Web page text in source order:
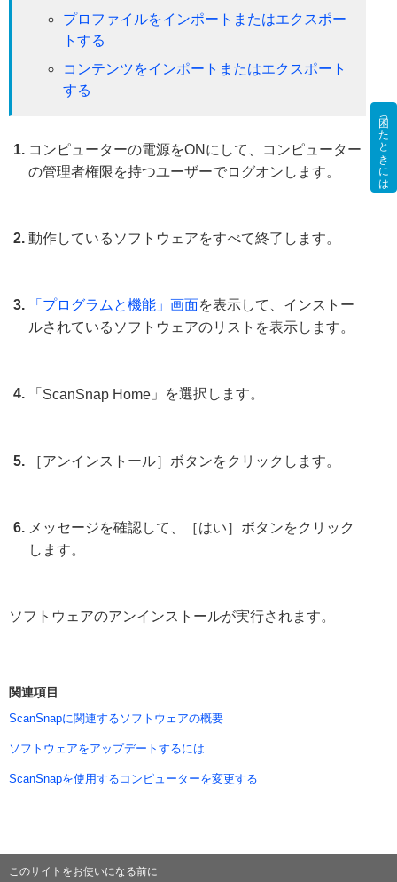
プロファイルをインポートまたはエクスポー
トする
コンテンツをインポートまたはエクスポート
する
コンピューターの電源をONにして、コンピューター
の管理者権限を持つユーザーでログオンします。
動作しているソフトウェアをすべて終了します。
「プログラムと機能」画面を表示して、インストー
ルされているソフトウェアのリストを表示します。
「 ScanSnap Home 」を選択します。
［アンインストール］ボタンをクリックします。
メッセージを確認して、［はい］ボタンをクリック
します。
ソフトウェアのアンインストールが実行されます。
関連項目
ScanSnapに関連するソフトウェアの概要
ソフトウェアをアップデートするには
ScanSnapを使用するコンピューターを変更する
このサイトをお使いになる前に
困ったときには